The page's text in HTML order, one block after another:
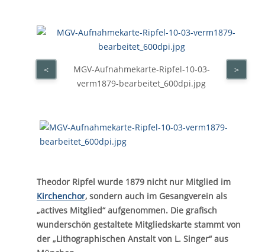
MGV-Aufnahmekarte-Ripfel-10-03-
verm1879-bearbeitet_600dpi.jpg
< >
Theodor Ripfel wurde 1879 nicht nur Mitglied im
Kirchenchor, sondern auch im Gesangverein als
„actives Mitglied“ aufgenommen. Die grafisch
wunderschön gestaltete Mitgliedskarte stammt von
der „Lithographischen Anstalt von L. Singer“ aus